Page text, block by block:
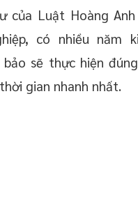
của Luật Hoàng
có nhiều năm
sẽ thực hiện
gian nhanh nhất.